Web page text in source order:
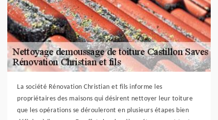
La société Rénovation Christian et fils informe les
propriétaires des maisons qui désirent nettoyer leur toiture
que les opérations se dérouleront en plusieurs étapes bien